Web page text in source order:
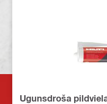
Ugunsdroša